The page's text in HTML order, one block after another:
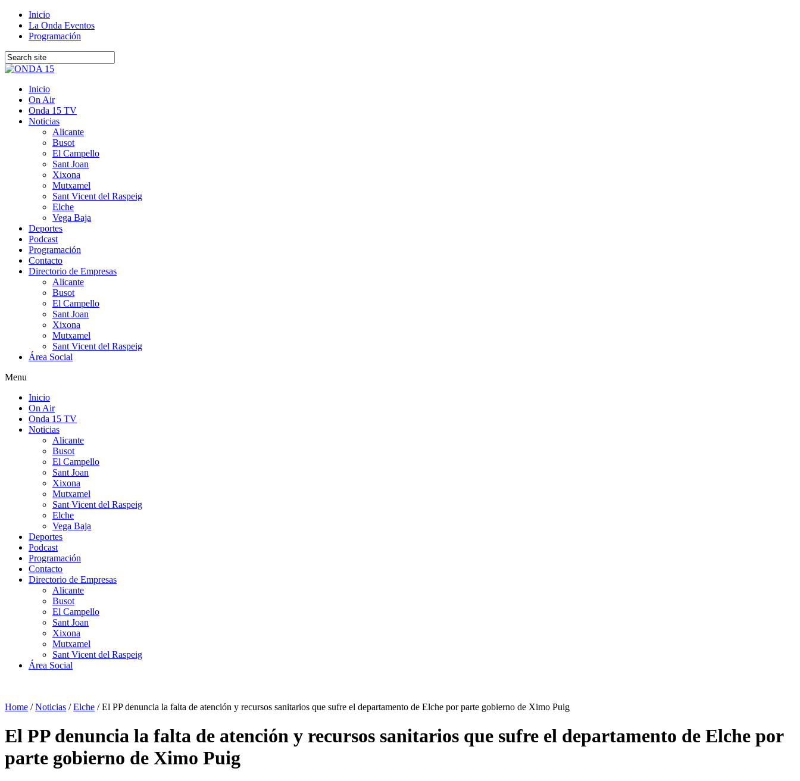
Inicio
La Onda Eventos
Programación
Inicio
On Air
Onda 15 TV
Noticias
Alicante
Busot
El Campello
Sant Joan
Xixona
Mutxamel
Sant Vicent del Raspeig
Elche
Vega Baja
Deportes
Podcast
Programación
Contacto
Directorio de Empresas
Alicante
Busot
El Campello
Sant Joan
Xixona
Mutxamel
Sant Vicent del Raspeig
Área Social
Menu
Inicio
On Air
Onda 15 TV
Noticias
Alicante
Busot
El Campello
Sant Joan
Xixona
Mutxamel
Sant Vicent del Raspeig
Elche
Vega Baja
Deportes
Podcast
Programación
Contacto
Directorio de Empresas
Alicante
Busot
El Campello
Sant Joan
Xixona
Mutxamel
Sant Vicent del Raspeig
Área Social
Home /Noticias /Elche /El PP denuncia la falta de atención y recursos sanitarios que sufre el departamento de Elche por parte gobierno de Ximo Puig
El PP denuncia la falta de atención y recursos sanitarios que sufre el departamento de Elche por
parte gobierno de Ximo Puig